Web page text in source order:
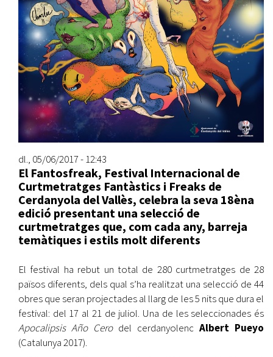
dl., 05/06/2017 - 12:43
El Fantosfreak, Festival Internacional de
Curtmetratges Fantàstics i Freaks de
Cerdanyola del Vallès, celebra la seva 18èna
edició presentant una selecció de
curtmetratges que, com cada any, barreja
temàtiques i estils molt diferents
El festival ha rebut un total de 280 curtmetratges de 28
països diferents, dels qual s’ha realitzat una selecció de 44
obres que seran projectades al llarg de les 5 nits que dura el
festival: del 17 al 21 de juliol. Una de les seleccionades és
Apocalipsis Año Cerodel cerdanyolenc Albert Pueyo
(Catalunya 2017).